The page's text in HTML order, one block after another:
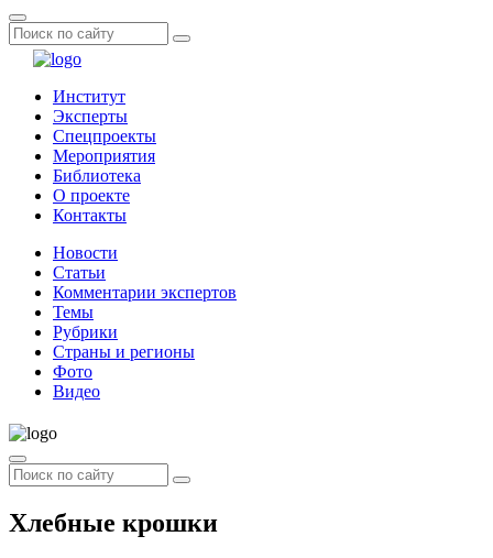
Институт
Эксперты
Спецпроекты
Мероприятия
Библиотека
О проекте
Контакты
Новости
Статьи
Комментарии экспертов
Темы
Рубрики
Страны и регионы
Фото
Видео
Хлебные крошки